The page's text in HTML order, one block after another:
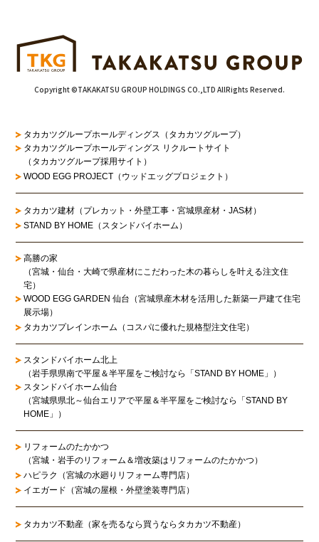
Copyright ©TAKAKATSU GROUP HOLDINGS CO.,LTD AllRights Reserved.
タカカツグループホールディングス（タカカツグループ）
タカカツグループホールディングス リクルートサイト
（タカカツグループ採用サイト）
WOOD EGG PROJECT（ウッドエッグプロジェクト）
タカカツ建材（プレカット・外壁工事・宮城県産材・JAS材）
STAND BY HOME（スタンドバイホーム）
高勝の家
（宮城・仙台・大崎で県産材にこだわった木の暮らしを叶える注文住
宅）
WOOD EGG GARDEN 仙台（宮城県産木材を活用した新築一戸建て住宅
展示場）
タカカツプレインホーム（コスパに優れた規格型注文住宅）
スタンドバイホーム北上
（岩手県県南で平屋＆半平屋をご検討なら「STAND BY HOME」）
スタンドバイホーム仙台
（宮城県県北～仙台エリアで平屋＆半平屋をご検討なら「STAND BY
HOME」）
リフォームのたかかつ
（宮城・岩手のリフォーム＆増改築はリフォームのたかかつ）
ハピラク（宮城の水廻りリフォーム専門店）
イエガード（宮城の屋根・外壁塗装専門店）
タカカツ不動産（家を売るなら買うならタカカツ不動産）